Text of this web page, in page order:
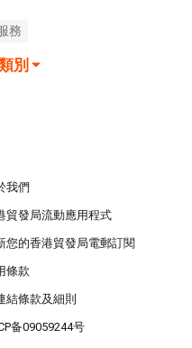
務
別
我們
貿發局流動應用程式
您的香港貿發局電郵訂閱
條款
結條款及細則
备09059244号